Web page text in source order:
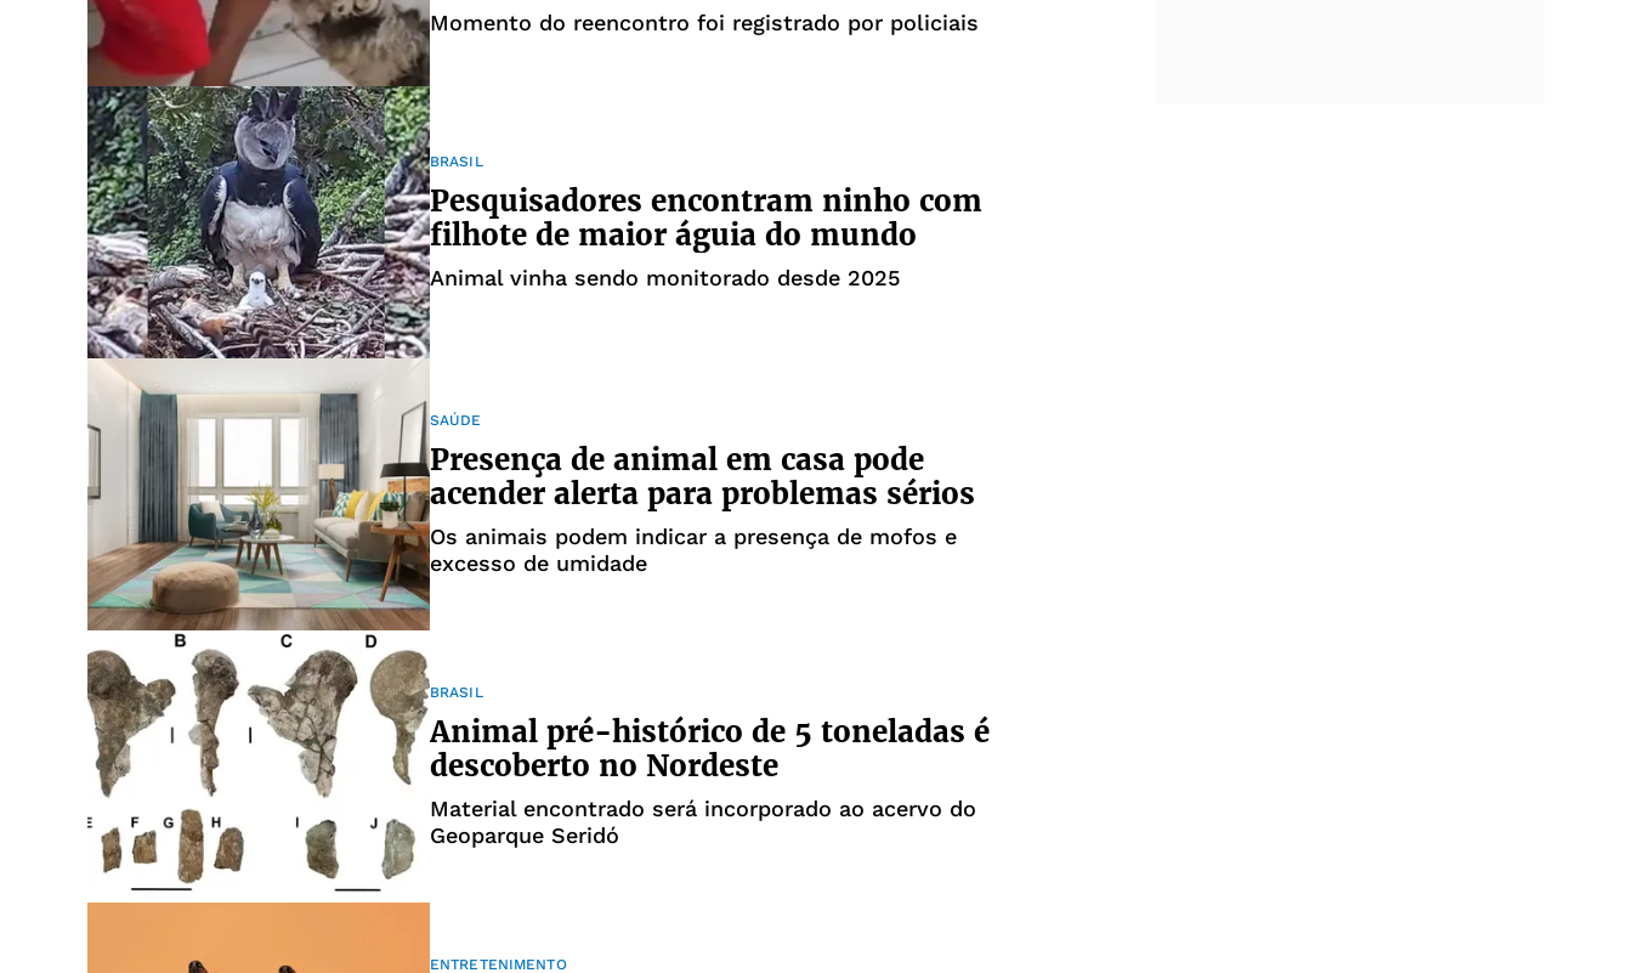
Momento do reencontro foi registrado por policiais
BRASIL
Pesquisadores encontram ninho com
filhote de maior águia do mundo
Animal vinha sendo monitorado desde 2025
SAÚDE
Presença de animal em casa pode
acender alerta para problemas sérios
Os animais podem indicar a presença de mofos e
excesso de umidade
BRASIL
Animal pré-histórico de 5 toneladas é
descoberto no Nordeste
Material encontrado será incorporado ao acervo do
Geoparque Seridó
ENTRETENIMENTO